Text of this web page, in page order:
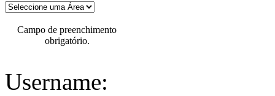
Campo de preenchimento
obrigatório.
Username: